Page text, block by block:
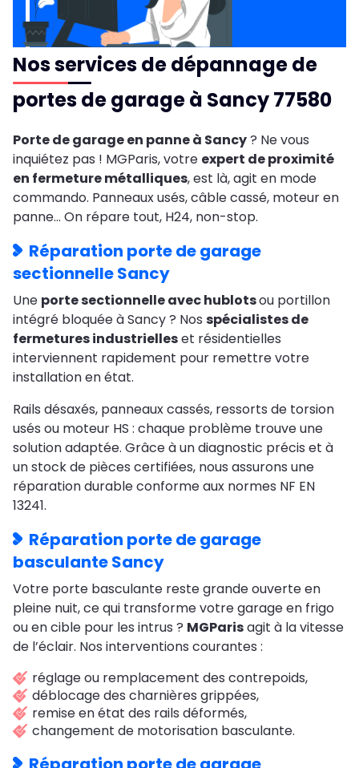
Nos services de dépannage de
portes de garage à Sancy 77580
Porte de garage en panne à Sancy? Ne vous
inquiétez pas ! MGParis, votre expert de proximité
en fermeture métalliques, est là, agit en mode
commando. Panneaux usés, câble cassé, moteur en
panne… On répare tout, H24, non-stop.
Réparation porte de garage
sectionnelle Sancy
Une porte sectionnelle avec hublotsou portillon
intégré bloquée à Sancy ? Nos spécialistes de
fermetures industrielleset résidentielles
interviennent rapidement pour remettre votre
installation en état.
Rails désaxés, panneaux cassés, ressorts de torsion
usés ou moteur HS : chaque problème trouve une
solution adaptée. Grâce à un diagnostic précis et à
un stock de pièces certifiées, nous assurons une
réparation durable conforme aux normes NF EN
13241.
Réparation porte de garage
basculante Sancy
Votre porte basculante reste grande ouverte en
pleine nuit, ce qui transforme votre garage en frigo
ou en cible pour les intrus ? MGParisagit à la vitesse
de l’éclair. Nos interventions courantes :
réglage ou remplacement des contrepoids,
déblocage des charnières grippées,
remise en état des rails déformés,
changement de motorisation basculante.